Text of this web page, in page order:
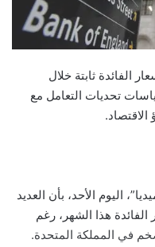
الفائدة ثابتة خلال
تحديات التعامل مع
اليوم الأحد، بأن العديد
الفائدة هذا الشهر، رغم
في المملكة المتحدة.